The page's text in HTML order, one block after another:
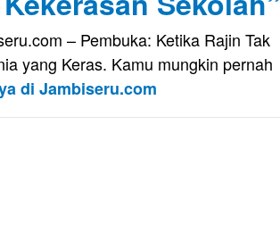
– Pembuka: Ketika Rajin Tak
yang Keras. Kamu mungkin pernah
di Jambiseru.com